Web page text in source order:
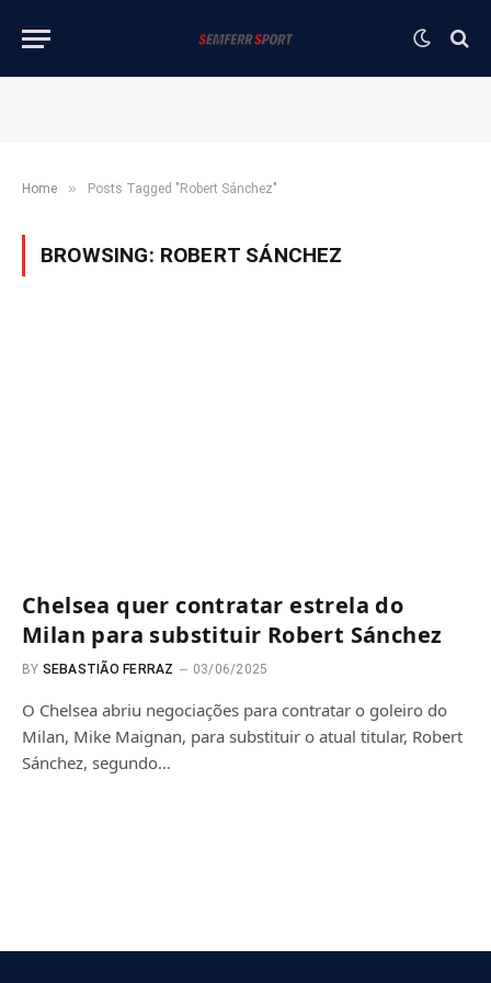
Home » Posts Tagged "Robert Sánchez"
BROWSING: ROBERT SÁNCHEZ
Chelsea quer contratar estrela do
Milan para substituir Robert Sánchez
BY SEBASTIÃO FERRAZ 03/06/2025
O Chelsea abriu negociações para contratar o goleiro do
Milan, Mike Maignan, para substituir o atual titular, Robert
Sánchez, segundo…